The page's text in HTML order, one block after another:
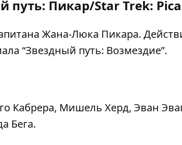
путь: Пикар/Star Trek:
Жана-Люка Пикара.
“Звездный путь: Возмездие”.
Кабрера, Мишель Херд, Эван
Бега.